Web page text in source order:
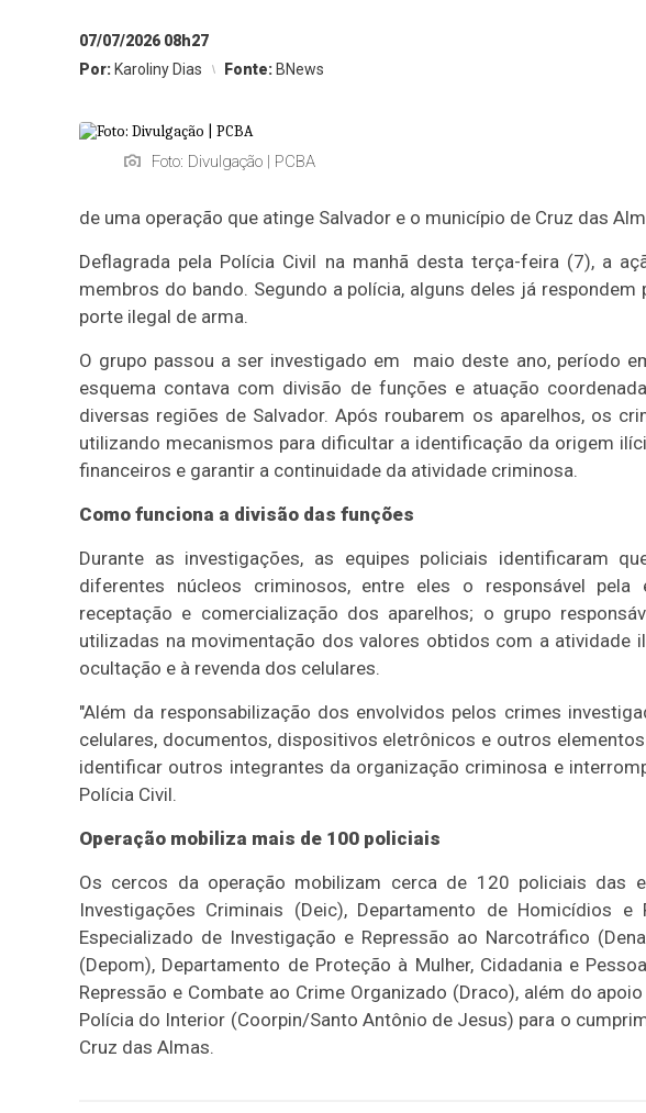
07/07/2026 08h27
Por: Karoliny Dias Fonte: BNews
Foto: Divulgação | PCBA
de uma operação que atinge Salvador e o município de Cruz das
Deflagrada pela Polícia Civil na manhã desta terça-feira (7), a
membros do bando. Segundo a polícia, alguns deles já
porte ilegal de arma.
O grupo passou a ser investigado em maio deste ano, período
esquema contava com divisão de funções e atuação
diversas regiões de Salvador. Após roubarem os aparelhos, os
utilizando mecanismos para dificultar a identificação da origem
financeiros e garantir a continuidade da atividade criminosa.
Como funciona a divisão das funções
Durante as investigações, as equipes policiais identificaram
diferentes núcleos criminosos, entre eles o responsável
receptação e comercialização dos aparelhos; o grupo
utilizadas na movimentação dos valores obtidos com a atividade
ocultação e à revenda dos celulares.
"Além da responsabilização dos envolvidos pelos crimes
celulares, documentos, dispositivos eletrônicos e outros
identificar outros integrantes da organização criminosa e
Polícia Civil.
Operação mobiliza mais de 100 policiais
Os cercos da operação mobilizam cerca de 120 policiais das
Investigações Criminais (Deic), Departamento de Homicídios e
Especializado de Investigação e Repressão ao Narcotráfico
(Depom), Departamento de Proteção à Mulher, Cidadania e
Repressão e Combate ao Crime Organizado (Draco), além do
Polícia do Interior (Coorpin/Santo Antônio de Jesus) para o
Cruz das Almas.